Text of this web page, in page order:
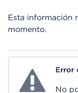
Esta información
momento.
System Error
Error
No